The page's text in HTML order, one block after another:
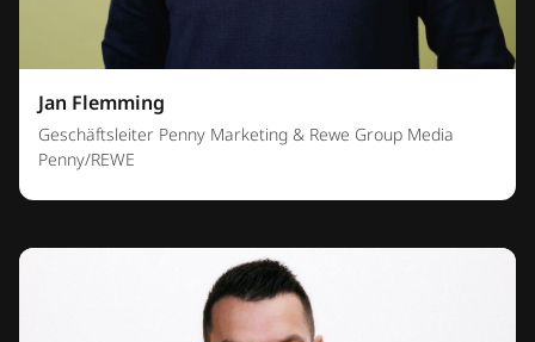
Jan Flemming
Geschäftsleiter Penny Marketing & Rewe Group Media
Penny/REWE